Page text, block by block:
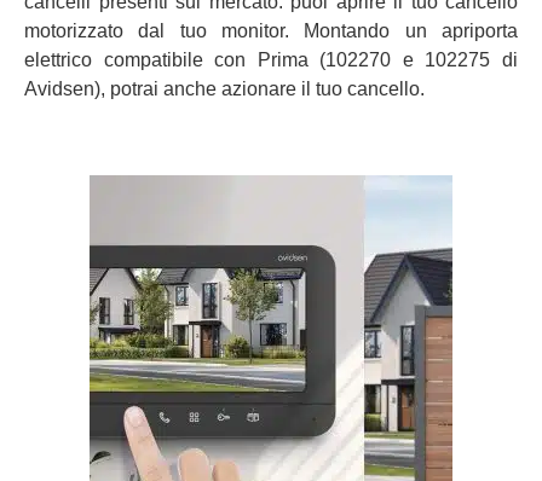
motorizzato dal tuo monitor. Montando un apriporta
elettrico compatibile con Prima (102270 e 102275 di
Avidsen), potrai anche azionare il tuo cancello.